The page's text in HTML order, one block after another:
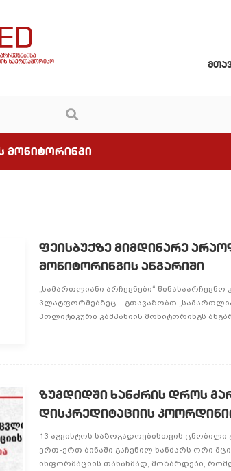
მონიტორინგი
ფეისბუქზე მიმდინარე
მონიტორინგის ანგარიში
„სამართლიანი არჩევნები“
პლატფორმებზეც. გთავაზობთ
პოლიტიკური კამპანიის მონიტორინგს
ზუგდიდში ხანძრის დროს
დისკრედიტაციის
13 აგვისტოს საზოგადოებისთვის
ერთ-ერთ ბინაში გაჩენილ ხანძარს ორი
ინფორმაციის თანახმად, მოზარდები,